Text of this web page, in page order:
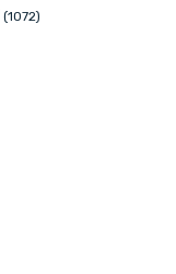
(1072)